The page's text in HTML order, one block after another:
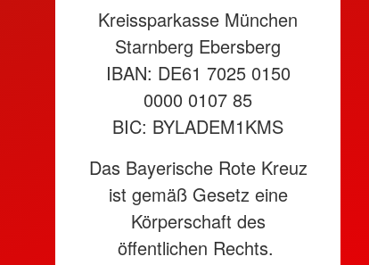
Kreissparkasse München
Starnberg Ebersberg
IBAN: DE61 7025 0150
0000 0107 85
BIC: BYLADEM1KMS
Das Bayerische Rote Kreuz
ist gemäß Gesetz eine
Körperschaft des
öffentlichen Rechts.